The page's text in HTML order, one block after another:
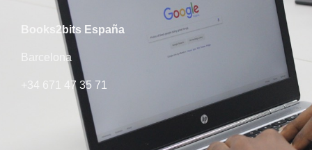
Books2bits​ España
Barcelona
+34 671 47 35 71